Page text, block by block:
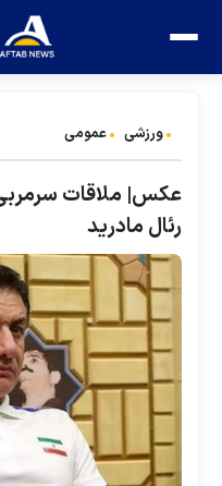
ورزشی عمومی
عکس‌| ملاقات
رئال مادرید